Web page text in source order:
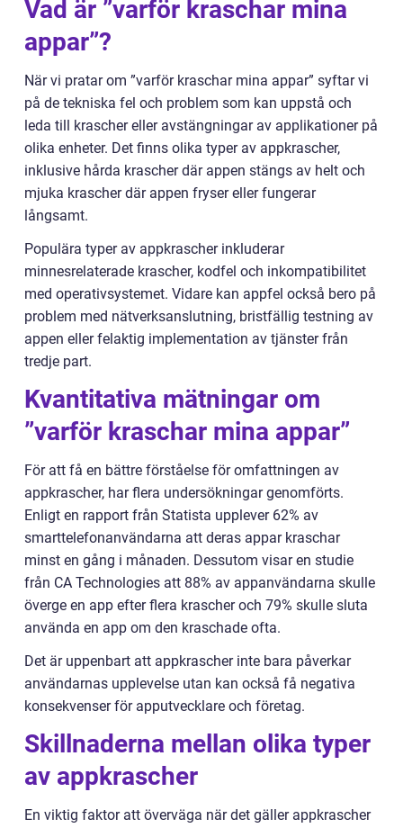
Vad är ”varför kraschar mina
appar”?
När vi pratar om ”varför kraschar mina appar” syftar vi
på de tekniska fel och problem som kan uppstå och
leda till krascher eller avstängningar av applikationer på
olika enheter. Det finns olika typer av appkrascher,
inklusive hårda krascher där appen stängs av helt och
mjuka krascher där appen fryser eller fungerar
långsamt.
Populära typer av appkrascher inkluderar
minnesrelaterade krascher, kodfel och inkompatibilitet
med operativsystemet. Vidare kan appfel också bero på
problem med nätverksanslutning, bristfällig testning av
appen eller felaktig implementation av tjänster från
tredje part.
Kvantitativa mätningar om
”varför kraschar mina appar”
För att få en bättre förståelse för omfattningen av
appkrascher, har flera undersökningar genomförts.
Enligt en rapport från Statista upplever 62% av
smarttelefonanvändarna att deras appar kraschar
minst en gång i månaden. Dessutom visar en studie
från CA Technologies att 88% av appanvändarna skulle
överge en app efter flera krascher och 79% skulle sluta
använda en app om den kraschade ofta.
Det är uppenbart att appkrascher inte bara påverkar
användarnas upplevelse utan kan också få negativa
konsekvenser för apputvecklare och företag.
Skillnaderna mellan olika typer
av appkrascher
En viktig faktor att överväga när det gäller appkrascher